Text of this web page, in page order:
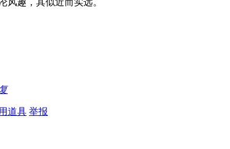
风趣，其似近而实远。
道具 举报